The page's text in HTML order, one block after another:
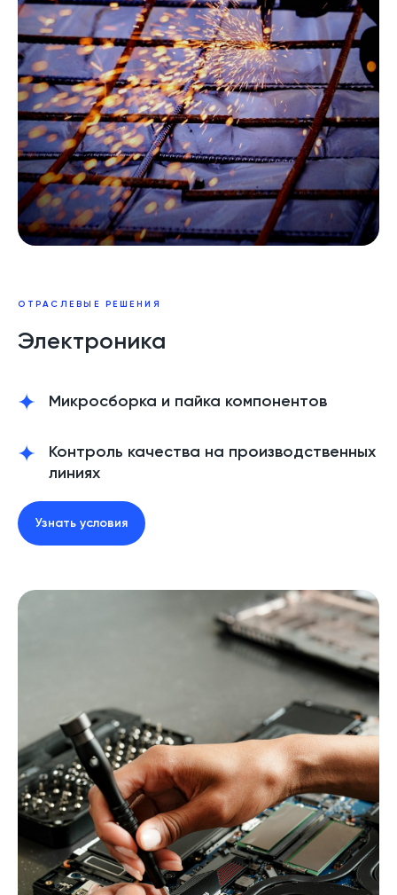
ОТРАСЛЕВЫЕ РЕШЕНИЯ
Электроника
Микросборка и пайка компонентов
Контроль качества на производственных
линиях
Узнать условия